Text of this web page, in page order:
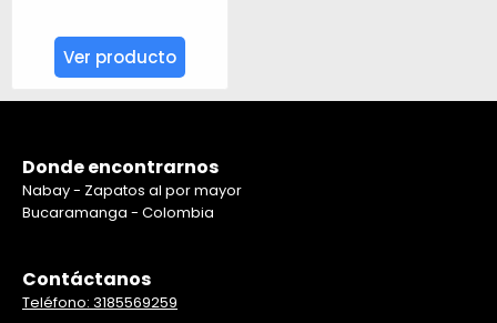
Ver producto
Donde encontrarnos
Nabay - Zapatos al por mayor
Bucaramanga - Colombia
Contáctanos
Teléfono: 3185569259